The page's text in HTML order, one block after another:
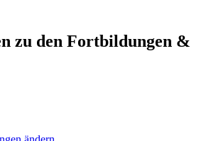
zu den Fortbildungen &